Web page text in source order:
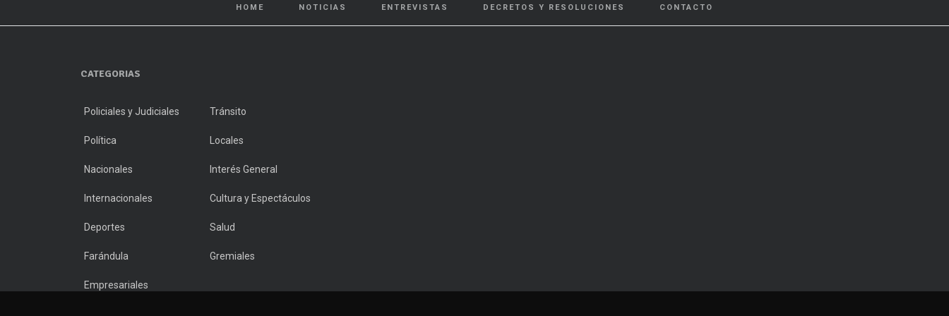
HOME NOTICIAS ENTREVISTAS DECRETOS Y RESOLUCIONES CONTACTO
CATEGORIAS
Policiales y Judiciales Tránsito
Política Locales
Nacionales Interés General
Internacionales Cultura y Espectáculos
Deportes Salud
Farándula Gremiales
Empresariales